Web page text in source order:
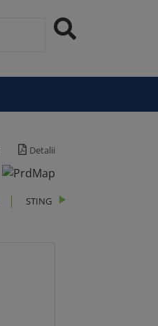
Detalii
STING